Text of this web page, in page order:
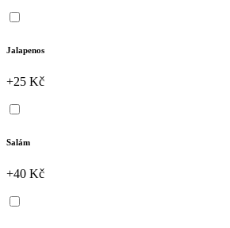
Jalapenos
+25 Kč
Salám
+40 Kč